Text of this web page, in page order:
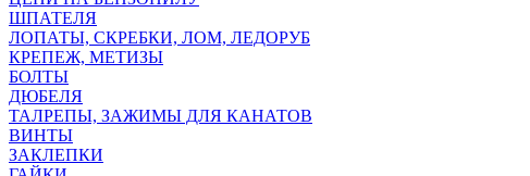
ШПАТЕЛЯ
ЛОПАТЫ, СКРЕБКИ, ЛОМ, ЛЕДОРУБ
КРЕПЕЖ, МЕТИЗЫ
БОЛТЫ
ДЮБЕЛЯ
ТАЛРЕПЫ, ЗАЖИМЫ ДЛЯ КАНАТОВ
ВИНТЫ
ЗАКЛЕПКИ